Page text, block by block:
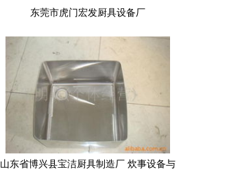
东莞市虎门宏发厨具设备厂
山东省博兴县宝洁厨具制造厂 炊事设备与